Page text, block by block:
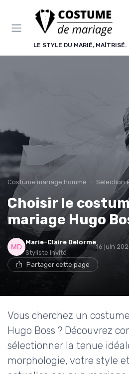
LE STYLE DU MARIÉ, MAÎTRISÉ.
Costume mariage homme Sélection
Choisir le
mariage Hugo
Marie-Claire Delorme
Styliste Invité
16 juin
Partager cette page
Vous cherchez un
Hugo Boss ? Découvrez
sélectionner la tenue
morphologie, votre style